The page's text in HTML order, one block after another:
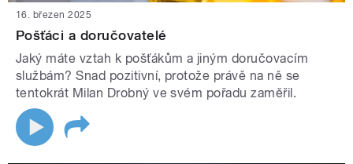
16. březen 2025
Pošťáci a doručovatelé
Jaký máte vztah k pošťákům a jiným doručovacím
službám? Snad pozitivní, protože právě na ně se
tentokrát Milan Drobný ve svém pořadu zaměřil.